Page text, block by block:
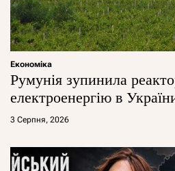
Економіка
Румунія зупинила
електроенергію в
3 Серпня, 2026